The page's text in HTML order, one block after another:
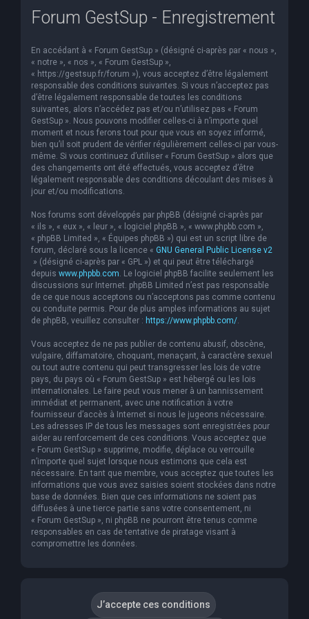
Forum GestSup - Enregistrement
En accédant à « Forum GestSup » (désigné ci-après par « nous »,
« notre », « nos », « Forum GestSup »,
« https://gestsup.fr/forum »), vous acceptez d’être légalement
responsable des conditions suivantes. Si vous n’acceptez pas
d’être légalement responsable de toutes les conditions
suivantes, alors n’accédez pas et/ou n’utilisez pas « Forum
GestSup ». Nous pouvons modifier celles-ci à n’importe quel
moment et nous ferons tout pour que vous en soyez informé,
bien qu’il soit prudent de vérifier régulièrement celles-ci par vous-
même. Si vous continuez d’utiliser « Forum GestSup » alors que
des changements ont été effectués, vous acceptez d’être
légalement responsable des conditions découlant des mises à
jour et/ou modifications.
Nos forums sont développés par phpBB (désigné ci-après par
« ils », « eux », « leur », « logiciel phpBB », « www.phpbb.com »,
« phpBB Limited », « Équipes phpBB ») qui est un script libre de
forum, déclaré sous la licence « GNU General Public License v2
» (désigné ci-après par « GPL ») et qui peut être téléchargé
depuis www.phpbb.com. Le logiciel phpBB facilite seulement les
discussions sur Internet. phpBB Limited n’est pas responsable
de ce que nous acceptons ou n’acceptons pas comme contenu
ou conduite permis. Pour de plus amples informations au sujet
de phpBB, veuillez consulter : https://www.phpbb.com/.
Vous acceptez de ne pas publier de contenu abusif, obscène,
vulgaire, diffamatoire, choquant, menaçant, à caractère sexuel
ou tout autre contenu qui peut transgresser les lois de votre
pays, du pays où « Forum GestSup » est hébergé ou les lois
internationales. Le faire peut vous mener à un bannissement
immédiat et permanent, avec une notification à votre
fournisseur d’accès à Internet si nous le jugeons nécessaire.
Les adresses IP de tous les messages sont enregistrées pour
aider au renforcement de ces conditions. Vous acceptez que
« Forum GestSup » supprime, modifie, déplace ou verrouille
n’importe quel sujet lorsque nous estimons que cela est
nécessaire. En tant que membre, vous acceptez que toutes les
informations que vous avez saisies soient stockées dans notre
base de données. Bien que ces informations ne soient pas
diffusées à une tierce partie sans votre consentement, ni
« Forum GestSup », ni phpBB ne pourront être tenus comme
responsables en cas de tentative de piratage visant à
compromettre les données.